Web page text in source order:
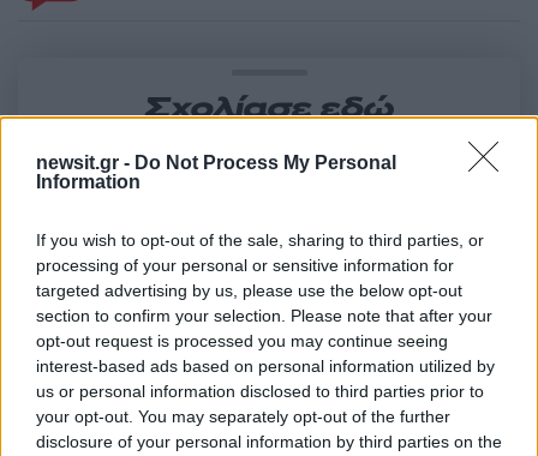
newsit.gr - Do Not Process My Personal
Information
If you wish to opt-out of the sale, sharing to third parties, or
processing of your personal or sensitive information for
targeted advertising by us, please use the below opt-out
section to confirm your selection. Please note that after your
opt-out request is processed you may continue seeing
interest-based ads based on personal information utilized by
us or personal information disclosed to third parties prior to
your opt-out. You may separately opt-out of the further
disclosure of your personal information by third parties on the
Σχολίασε εδώ
2000 /2000
Υποβολή σχολίου
Όροι Χρήσης. Το site προστατεύεται από reCAPTCHA, ισχύουν
Πολιτική Απορρήτου&Όροι Χρήσηςτης Google.